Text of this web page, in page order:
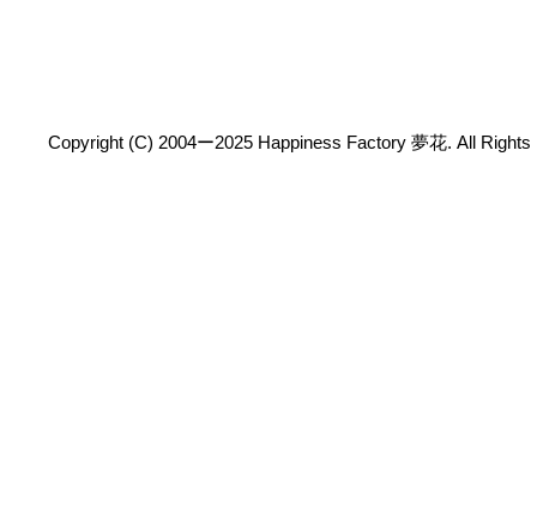
Copyright (C) 2004ー2025 Happiness Factory 夢花. All Rights